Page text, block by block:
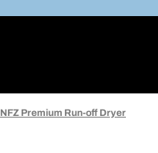
NFZ Premium Run-off Dryer